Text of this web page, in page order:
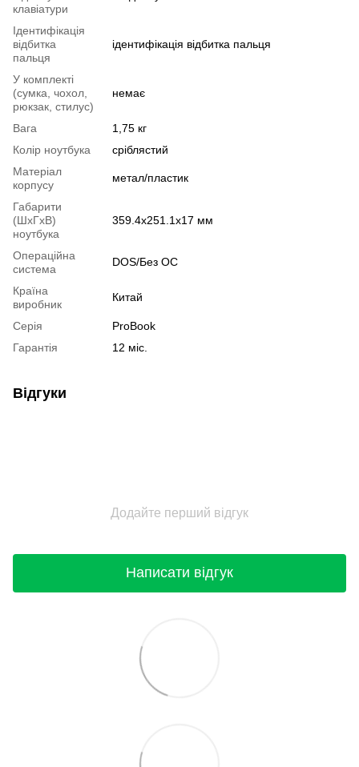
клавіатури
Ідентифікація
відбитка
пальця
ідентифікація відбитка пальця
У комплекті
(сумка, чохол,
рюкзак, стилус)
немає
Вага
1,75 кг
Колір ноутбука
сріблястий
Матеріал
корпусу
метал/пластик
Габарити
(ШхГхВ)
ноутбука
359.4х251.1х17 мм
Операційна
система
DOS/Без ОС
Країна
виробник
Китай
Серія
ProBook
Гарантія
12 міс.
Відгуки
Додайте перший відгук
Написати відгук